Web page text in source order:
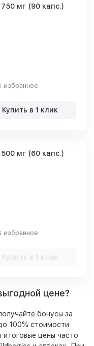
мг (90 капс.)
избранное
Купить в 1 клик
мг (60 капс.)
избранное
Купить в 1 клик
цене?
бонусы за
100% стоимости
цены часто